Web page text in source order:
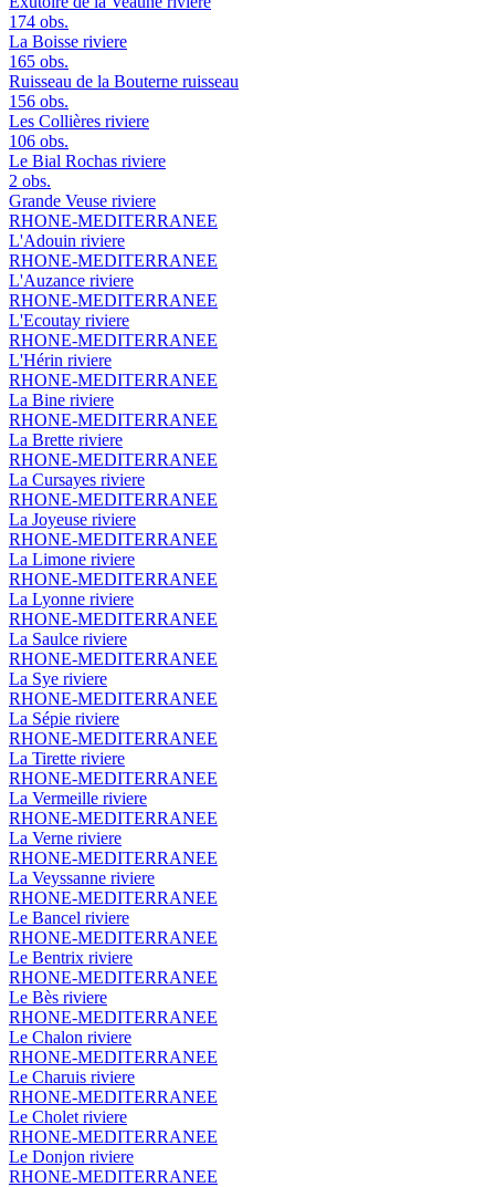
174 obs.
La Boisse riviere
165 obs.
Ruisseau de la Bouterne ruisseau
156 obs.
Les Collières riviere
106 obs.
Le Bial Rochas riviere
2 obs.
Grande Veuse riviere
RHONE-MEDITERRANEE
L'Adouin riviere
RHONE-MEDITERRANEE
L'Auzance riviere
RHONE-MEDITERRANEE
L'Ecoutay riviere
RHONE-MEDITERRANEE
L'Hérin riviere
RHONE-MEDITERRANEE
La Bine riviere
RHONE-MEDITERRANEE
La Brette riviere
RHONE-MEDITERRANEE
La Cursayes riviere
RHONE-MEDITERRANEE
La Joyeuse riviere
RHONE-MEDITERRANEE
La Limone riviere
RHONE-MEDITERRANEE
La Lyonne riviere
RHONE-MEDITERRANEE
La Saulce riviere
RHONE-MEDITERRANEE
La Sye riviere
RHONE-MEDITERRANEE
La Sépie riviere
RHONE-MEDITERRANEE
La Tirette riviere
RHONE-MEDITERRANEE
La Vermeille riviere
RHONE-MEDITERRANEE
La Verne riviere
RHONE-MEDITERRANEE
La Veyssanne riviere
RHONE-MEDITERRANEE
Le Bancel riviere
RHONE-MEDITERRANEE
Le Bentrix riviere
RHONE-MEDITERRANEE
Le Bès riviere
RHONE-MEDITERRANEE
Le Chalon riviere
RHONE-MEDITERRANEE
Le Charuis riviere
RHONE-MEDITERRANEE
Le Cholet riviere
RHONE-MEDITERRANEE
Le Donjon riviere
RHONE-MEDITERRANEE